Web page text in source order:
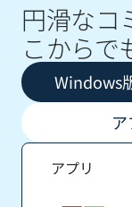
円滑なコ
こからで
アプリ
Windows